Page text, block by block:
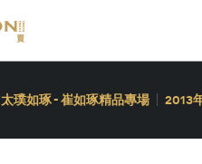
太璞如琢 - 崔如琢精品專場 2013